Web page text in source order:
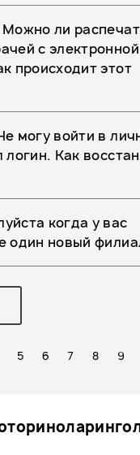
ли
с
происходит этот
могу войти в
логин. Как
когда у вас
один новый
5 6 7 8 9